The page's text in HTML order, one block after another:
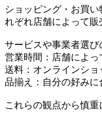
ショッピング・お買
れぞれ店舗によって販
サービスや事業者選び
営業時間：店舗によ
送料：オンラインシ
品揃え：自分の好み
これらの観点から慎